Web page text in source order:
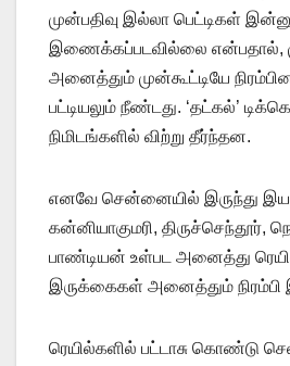
முன்பதிவு இல்லா பெட்டிகள்
இணைக்கப்படவில்லை என்பதால்,
அனைத்தும் முன்கூட்டியே
பட்டியலும் நீண்டது. ‘தட்கல்’
நிமிடங்களில் விற்று தீர்ந்தன.
எனவே சென்னையில் இருந்து
கன்னியாகுமரி, திருச்செந்தூர்,
பாண்டியன் உள்பட அனைத்து
இருக்கைகள் அனைத்தும் நிரம்பி
ரெயில்களில் பட்டாசு கொண்டு